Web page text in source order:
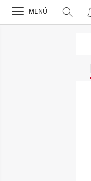
>
MENÚ